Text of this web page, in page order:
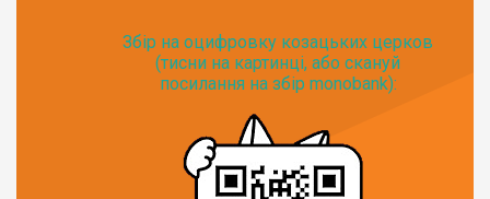
Збір на оцифровку козацьких церков
(тисни на картинці, або скануй
посилання на збір monobank):